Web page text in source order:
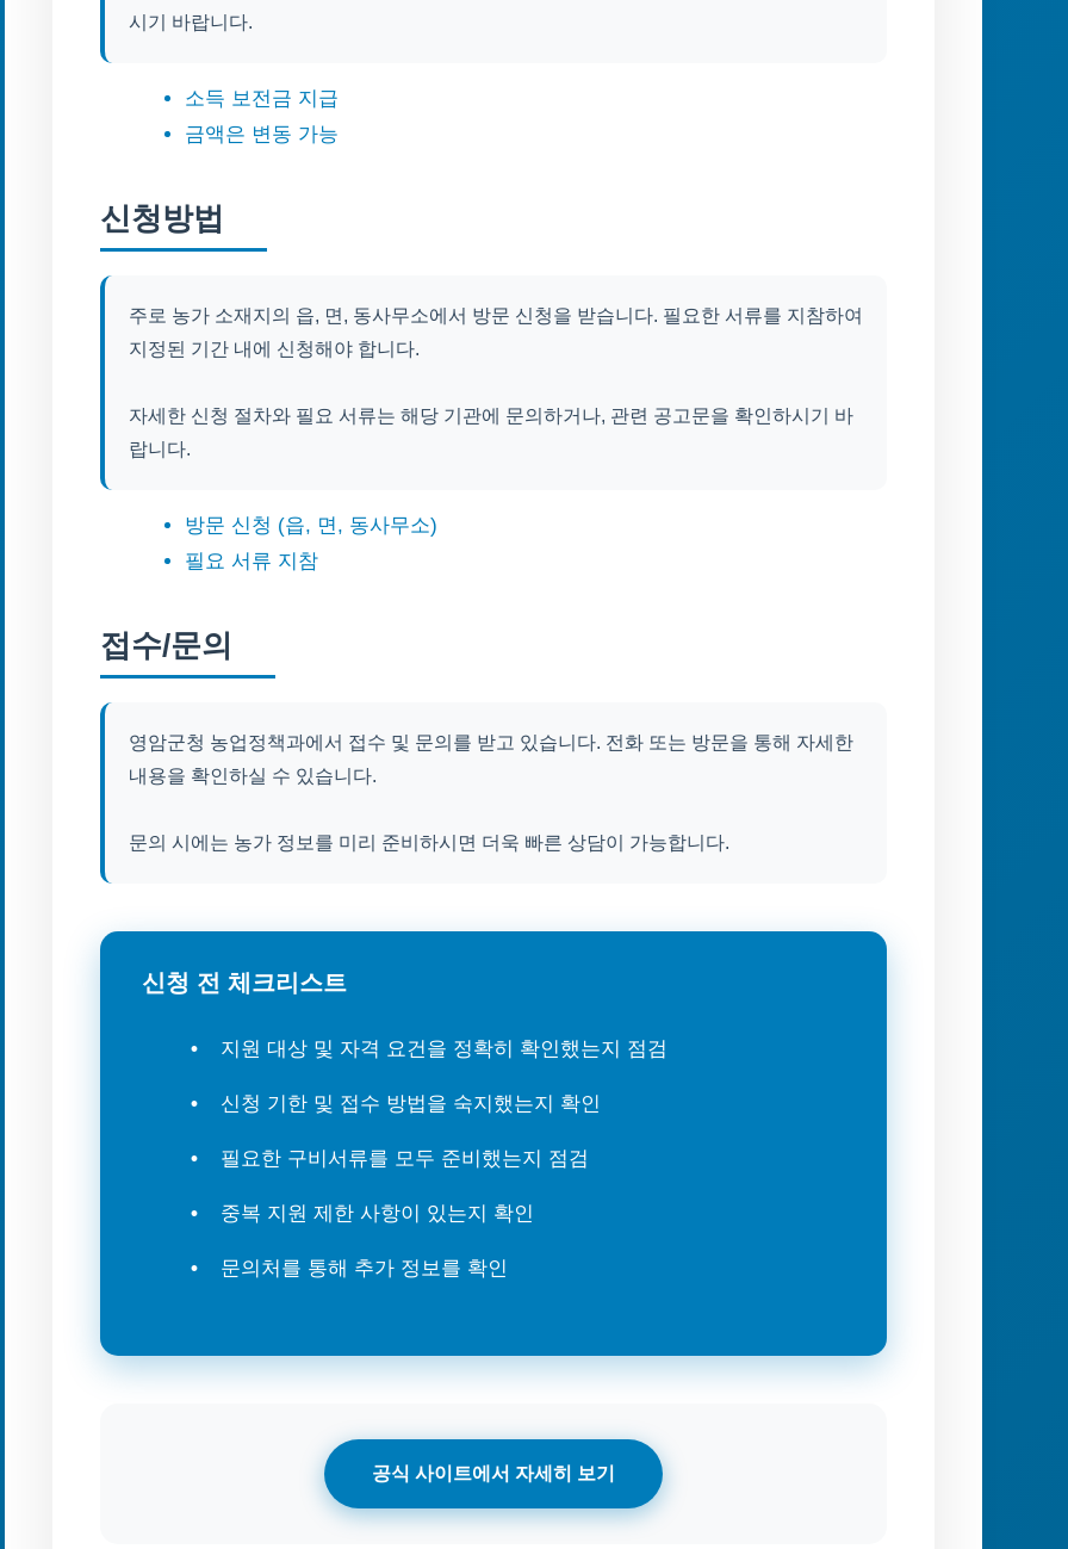
시기 바랍니다.
소득 보전금 지급
금액은 변동 가능
신청방법
주로 농가 소재지의 읍, 면, 동사무소에서 방문 신청을 받습니다. 필요한 서류를 지참하여
지정된 기간 내에 신청해야 합니다.
자세한 신청 절차와 필요 서류는 해당 기관에 문의하거나, 관련 공고문을 확인하시기 바
랍니다.
방문 신청 (읍, 면, 동사무소)
필요 서류 지참
접수/문의
영암군청 농업정책과에서 접수 및 문의를 받고 있습니다. 전화 또는 방문을 통해 자세한
내용을 확인하실 수 있습니다.
문의 시에는 농가 정보를 미리 준비하시면 더욱 빠른 상담이 가능합니다.
신청 전 체크리스트
지원 대상 및 자격 요건을 정확히 확인했는지 점검
신청 기한 및 접수 방법을 숙지했는지 확인
필요한 구비서류를 모두 준비했는지 점검
중복 지원 제한 사항이 있는지 확인
문의처를 통해 추가 정보를 확인
공식 사이트에서 자세히 보기